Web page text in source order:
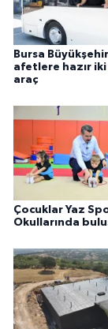
Bursa
afetlere hazır iki
araç
Çocuklar Yaz
Okullarında